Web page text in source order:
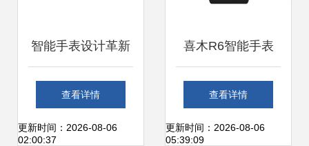
智能手表设计革新
技术与美学的融合
之路
查看详情
更新时间：2026-08-06
02:00:37
喜木R6智能手表
（酷炫银） 简约与
科技感的跨界平衡
查看详情
更新时间：2026-08-06
05:39:09